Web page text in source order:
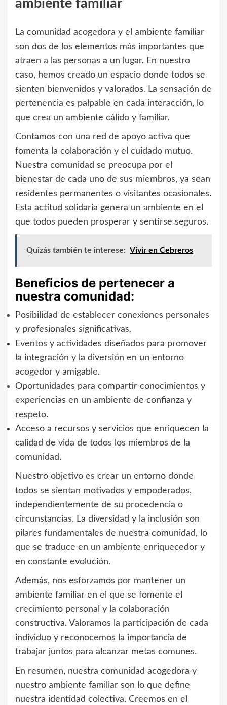
ambiente familiar
La comunidad acogedora y el ambiente familiar
son dos de los elementos más importantes que
atraen a las personas a un lugar. En nuestro
caso, hemos creado un espacio donde todos se
sienten bienvenidos y valorados. La sensación de
pertenencia es palpable en cada interacción, lo
que crea un ambiente cálido y familiar.
Contamos con una red de apoyo activa que
fomenta la colaboración y el cuidado mutuo.
Nuestra comunidad se preocupa por el
bienestar de cada uno de sus miembros, ya sean
residentes permanentes o visitantes ocasionales.
Esta actitud solidaria genera un ambiente en el
que todos pueden prosperar y sentirse seguros.
Quizás también te interese: Vivir en Cebreros
Beneficios de pertenecer a
nuestra comunidad:
Posibilidad de establecer conexiones personales
y profesionales significativas.
Eventos y actividades diseñados para promover
la integración y la diversión en un entorno
acogedor y amigable.
Oportunidades para compartir conocimientos y
experiencias en un ambiente de confianza y
respeto.
Acceso a recursos y servicios que enriquecen la
calidad de vida de todos los miembros de la
comunidad.
Nuestro objetivo es crear un entorno donde
todos se sientan motivados y empoderados,
independientemente de su procedencia o
circunstancias. La diversidad y la inclusión son
pilares fundamentales de nuestra comunidad, lo
que se traduce en un ambiente enriquecedor y
en constante evolución.
Además, nos esforzamos por mantener un
ambiente familiar en el que se fomente el
crecimiento personal y la colaboración
constructiva. Valoramos la participación de cada
individuo y reconocemos la importancia de
trabajar juntos para alcanzar metas comunes.
En resumen, nuestra comunidad acogedora y
nuestro ambiente familiar son lo que define
nuestra identidad colectiva. Creemos en el